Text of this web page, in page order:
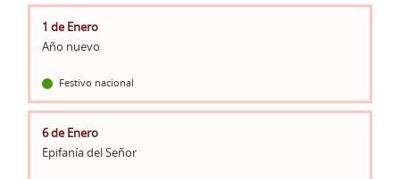
1 de Enero
Año nuevo
Festivo nacional
6 de Enero
Epifanía del Señor